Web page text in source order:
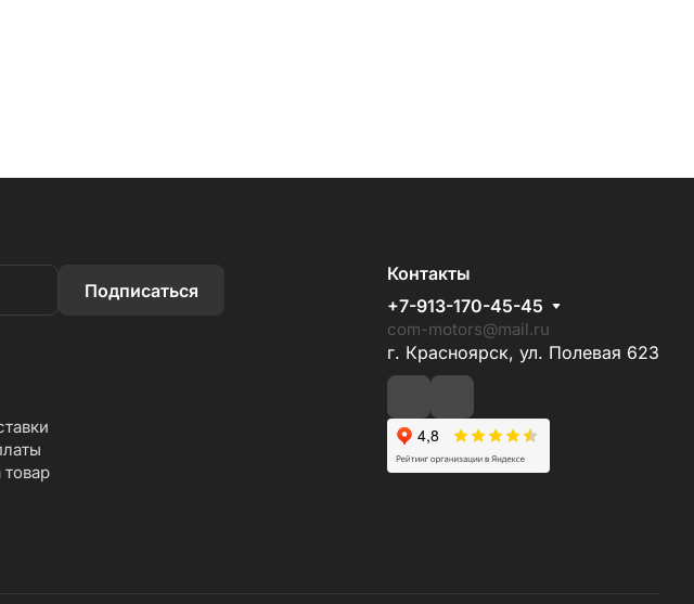
Подписаться
товар
Контакты
+7-913-170-45-45
com-motors@mail.ru
г. Красноярск, ул. Полевая 623